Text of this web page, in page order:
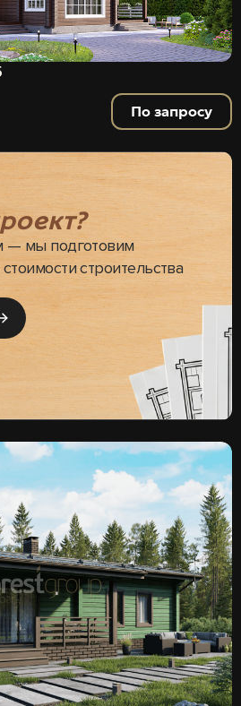
По запросу
— мы подготовим
строительства